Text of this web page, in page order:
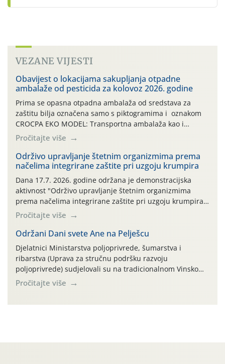
VEZANE VIJESTI
Obavijest o lokacijama sakupljanja otpadne
ambalaže od pesticida za kolovoz 2026. godine
Prima se opasna otpadna ambalaža od sredstava za
zaštitu bilja označena samo s piktogramima i oznakom
CROCPA EKO MODEL: Transportna ambalaža kao i
ambalaža drugih proizvoda koji nisu sredstva za zaštitu
bilja (npr. ambalaža od mineralnih gnojiva,) se ne
prihvaća. Korisnicima je osiguran besplatni povrat
prazne ambalaže isključivo ovih tvrtki: AGROCHEM-MAKS,
AGRONOM, ALBAUGH TKI* (PINUS […]
Pročitajte više
Održivo upravljanje štetnim organizmima prema
načelima integrirane zaštite pri uzgoju krumpira
Dana 17.7. 2026. godine održana je demonstracijska
aktivnost "Održivo upravljanje štetnim organizmima
prema načelima integrirane zaštite pri uzgoju krumpira"
na pokusnom polju "Poredje", kraj naselja Belica (ARKOD
parcela ID 2445031) (središnji dio Međimurske županije).
Pročitajte više
Održani Dani svete Ane na Pelješcu
Djelatnici Ministarstva poljoprivrede, šumarstva i
ribarstva (Uprava za stručnu podršku razvoju
poljoprivrede) sudjelovali su na tradicionalnom Vinskom
forumu, održanom 24.07.2026. godine u Domu vinarske
tradicije u Putnikovićima na poluotoku Pelješcu, u
Pročitajte više